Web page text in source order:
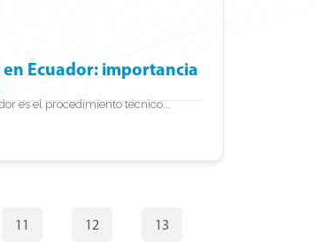
Ecuador: importancia
es el procedimiento técnico...
11 12
13